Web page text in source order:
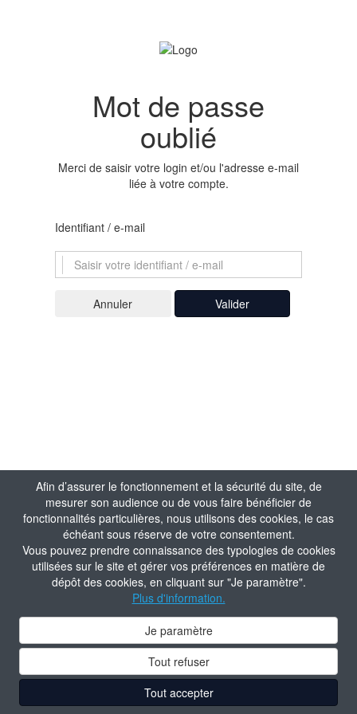
Afin d’assurer le fonctionnement et la sécurité du site, de
mesurer son audience ou de vous faire bénéficier de
fonctionnalités particulières, nous utilisons des cookies, le cas
échéant sous réserve de votre consentement.
Vous pouvez prendre connaissance des typologies de cookies
utilisées sur le site et gérer vos préférences en matière de
dépôt des cookies, en cliquant sur "Je paramètre".
Plus d'information.
Je paramètre
Tout refuser
Tout accepter
Mot de passe
oublié
Merci de saisir votre login et/ou l'adresse e-mail
liée à votre compte.
Identifiant / e-mail
Valider